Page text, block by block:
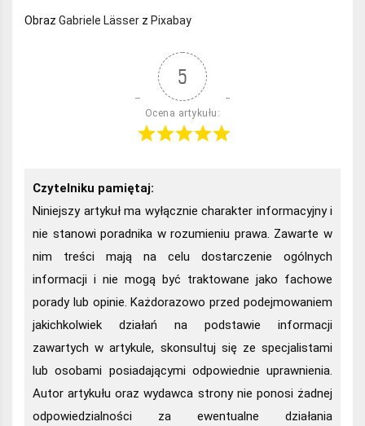
Obraz Gabriele Lässer z Pixabay
5
Ocena artykułu:
Czytelniku pamiętaj:
Niniejszy artykuł ma wyłącznie charakter informacyjny i
nie stanowi poradnika w rozumieniu prawa. Zawarte w
nim treści mają na celu dostarczenie ogólnych
informacji i nie mogą być traktowane jako fachowe
porady lub opinie. Każdorazowo przed podejmowaniem
jakichkolwiek działań na podstawie informacji
zawartych w artykule, skonsultuj się ze specjalistami
lub osobami posiadającymi odpowiednie uprawnienia.
Autor artykułu oraz wydawca strony nie ponosi żadnej
odpowiedzialności za ewentualne działania